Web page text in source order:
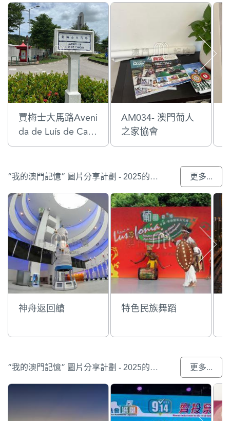
賈梅士大馬路Aveni
da de Luís de Cam
ões
AM034- 澳門葡人
之家協會
“我的澳門記憶” 圖片分享計劃 - 2025的入選作品 更多...
神舟返回艙 特色民族舞蹈
“我的澳門記憶” 圖片分享計劃 - 2025的參與作品 更多...